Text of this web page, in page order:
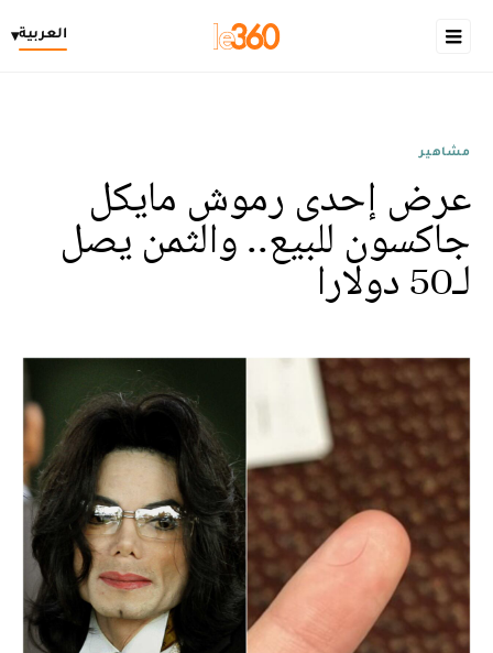
العربية▾
مشاهير
عرض إحدى رموش مايكل
جاكسون للبيع.. والثمن يصل
لـ50 دولارا